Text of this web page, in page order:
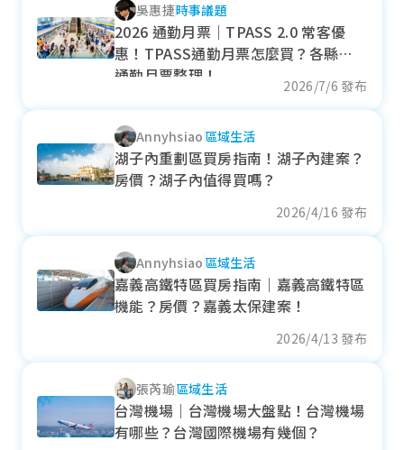
各季房價趨勢
近一年成交單價
26.79萬元/坪
--萬元/坪
--
吳惠捷時事議題
2026 通勤月票｜TPASS 2.0 常客優
惠！TPASS通勤月票怎麼買？各縣市
通勤月票整理！
2026/7/6 發布
Annyhsiao 區域生活
湖子內重劃區買房指南！湖子內建案？
房價？湖子內值得買嗎？
2026/4/16 發布
Annyhsiao 區域生活
嘉義高鐵特區買房指南｜嘉義高鐵特區
機能？房價？嘉義太保建案！
2026/4/13 發布
張芮瑜區域生活
台灣機場｜台灣機場大盤點！台灣機場
有哪些？台灣國際機場有幾個？